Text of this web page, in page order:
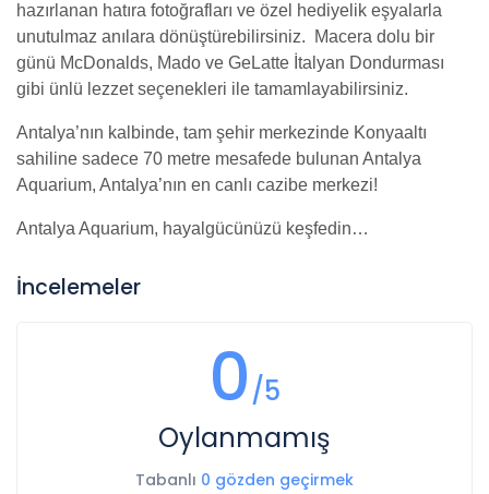
hazırlanan hatıra fotoğrafları ve özel hediyelik eşyalarla
unutulmaz anılara dönüştürebilirsiniz. Macera dolu bir
günü McDonalds, Mado ve GeLatte İtalyan Dondurması
gibi ünlü lezzet seçenekleri ile tamamlayabilirsiniz.
Antalya’nın kalbinde, tam şehir merkezinde Konyaaltı
sahiline sadece 70 metre mesafede bulunan Antalya
Aquarium, Antalya’nın en canlı cazibe merkezi!
Antalya Aquarium, hayalgücünüzü keşfedin…
İncelemeler
0/5
Oylanmamış
Tabanlı 0 gözden geçirmek